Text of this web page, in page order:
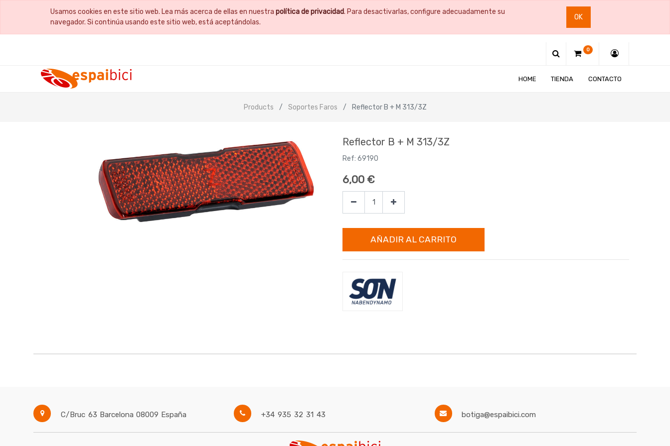
Usamos cookies en este sitio web. Lea más acerca de ellas en nuestrapolítica de privacidad. Para desactivarlas, configure adecuadamente su
navegador. Si continúa usando este sitio web, está aceptándolas.
OK
0
HOME TIENDA CONTACTO
Products Soportes Faros Reflector B + M 313/3Z
Reflector B + M 313/3Z
Ref: 69190
6,00 €
AÑADIR AL CARRITO
C/Bruc 63 Barcelona 08009 España +34 935 32 31 43 botiga@espaibici.com